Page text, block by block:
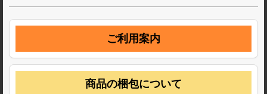
ご利用案内
商品の梱包について